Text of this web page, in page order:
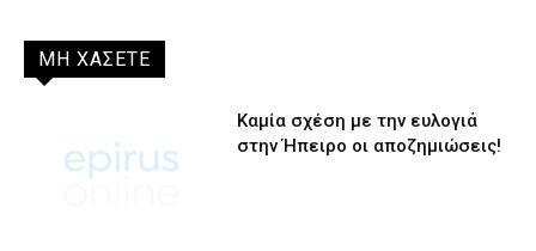
ΜΗ ΧΑΣΕΤΕ
Καμία σχέση με την ευλογιά
στην Ήπειρο οι αποζημιώσεις!